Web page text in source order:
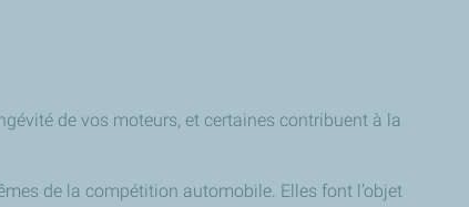
de vos moteurs, et certaines contribuent à la
de la compétition automobile. Elles font l’objet